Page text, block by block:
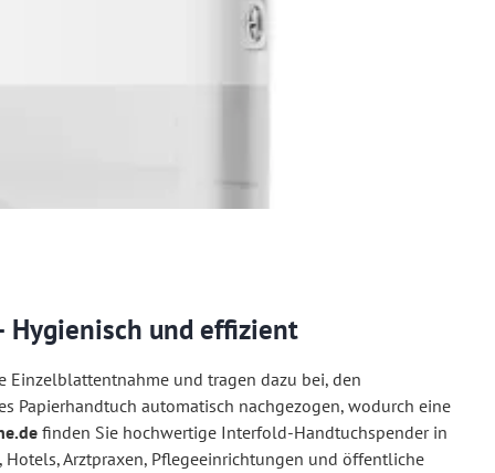
Hygienisch und effizient
und tragen dazu bei, den
Papierhandtuch automatisch nachgezogen, wodurch eine
finden Sie hochwertige Interfold-Handtuchspender in
Arztpraxen, Pflegeeinrichtungen und öffentliche